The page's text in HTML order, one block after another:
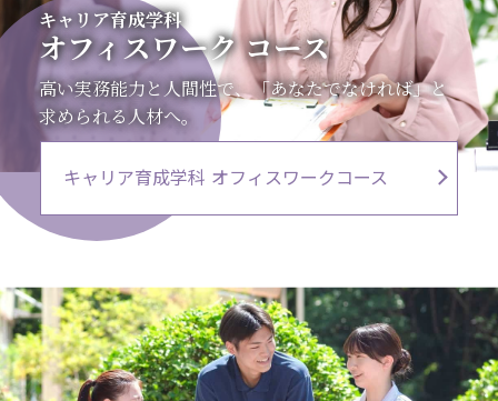
キャリア育成学科
オフィスワークコース
高い実務能力と人間性で、「あなたでなければ」と
求められる人材へ。
キャリア育成学科 オフィスワークコース